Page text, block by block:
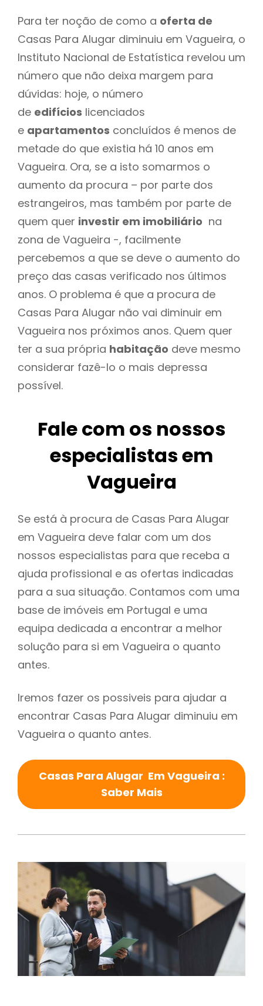
Para ter noção de como a oferta de
Casas Para Alugar diminuiu em Vagueira, o
Instituto Nacional de Estatística revelou um
número que não deixa margem para
dúvidas: hoje, o número
de edifícios licenciados
e apartamentos concluídos é menos de
metade do que existia há 10 anos em
Vagueira. Ora, se a isto somarmos o
aumento da procura – por parte dos
estrangeiros, mas também por parte de
quem quer investir em imobiliário na
zona de Vagueira -, facilmente
percebemos a que se deve o aumento do
preço das casas verificado nos últimos
anos. O problema é que a procura de
Casas Para Alugar não vai diminuir em
Vagueira nos próximos anos. Quem quer
ter a sua própria habitação deve mesmo
considerar fazê-lo o mais depressa
possível.
Fale com os nossos
especialistas em
Vagueira
Se está à procura de Casas Para Alugar
em Vagueira deve falar com um dos
nossos especialistas para que receba a
ajuda profissional e as ofertas indicadas
para a sua situação. Contamos com uma
base de imóveis em Portugal e uma
equipa dedicada a encontrar a melhor
solução para si em Vagueira o quanto
antes.
Iremos fazer os possiveis para ajudar a
encontrar Casas Para Alugar diminuiu em
Vagueira o quanto antes.
Casas Para Alugar Em Vagueira :
Saber Mais